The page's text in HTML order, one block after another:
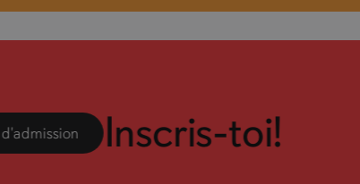
Inscris-toi!